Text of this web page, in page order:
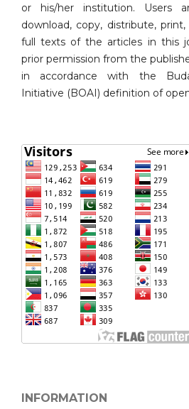
or his/her institution. Users
download, copy, distribute,
full texts of the articles in this
prior permission from the
in accordance with the
Initiative (BOAI) definition of
INFORMATION